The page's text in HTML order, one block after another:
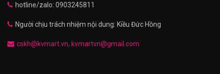
hotline/zalo: 0903245811
Người chịu trách nhiệm nội dung: Kiều Đức Hồng
cskh@kvmart.vn, kvmartvn@gmail.com